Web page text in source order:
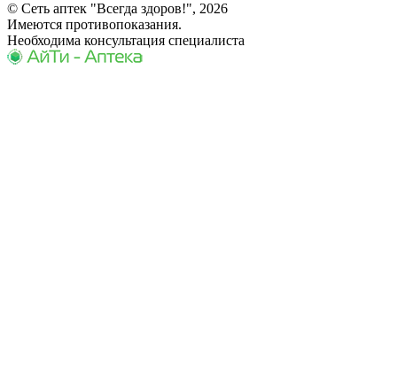
© Сеть аптек "Всегда здоров!", 2026
Имеются противопоказания.
Необходима консультация специалиста